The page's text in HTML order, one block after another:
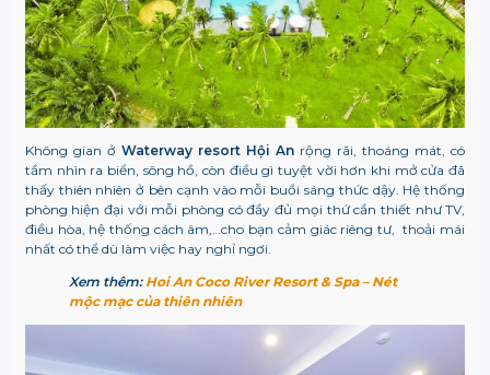
Không gian ở Waterway resort Hội An rộng rãi, thoáng mát, có
tầm nhìn ra biển, sông hồ, còn điều gì tuyệt vời hơn khi mở cửa đã
thấy thiên nhiên ở bên cạnh vào mỗi buổi sáng thức dậy. Hệ thống
phòng hiện đại với mỗi phòng có đầy đủ mọi thứ cần thiết như TV,
điều hòa, hệ thống cách âm,…cho bạn cảm giác riêng tư, thoải mái
nhất có thể dù làm việc hay nghỉ ngơi.
Xem thêm: Hoi An Coco River Resort & Spa – Nét
mộc mạc của thiên nhiên